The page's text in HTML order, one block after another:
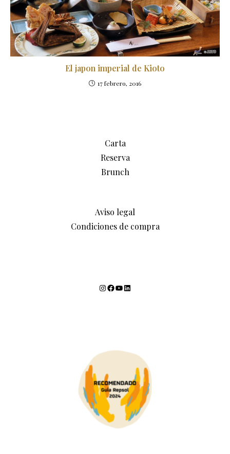
El japon imperial de Kioto
17 febrero, 2016
Carta
Reserva
Brunch
Aviso legal
Condiciones de compra
Instagram Facebook YouTube LinkedIn